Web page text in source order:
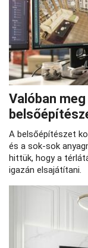
Valóban
A belsőépítészet
és a sok-sok
hittük, hogy a
igazán elsajátítani.